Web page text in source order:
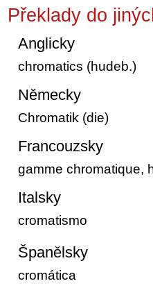
Překlady do
Anglicky
chromatics (hudeb.)
Německy
Chromatik (die)
Francouzsky
gamme chromatique,
Italsky
cromatismo
Španělsky
cromática